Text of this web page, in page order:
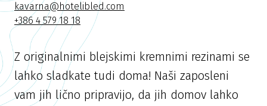
kavarna@hotelibled.com
+386 4 579 18 18
Z originalnimi blejskimi kremnimi rezinami se
lahko sladkate tudi doma! Naši zaposleni
vam jih lično pripravijo, da jih domov lahko